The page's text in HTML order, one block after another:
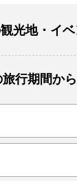
光地・イベ
旅行期間か